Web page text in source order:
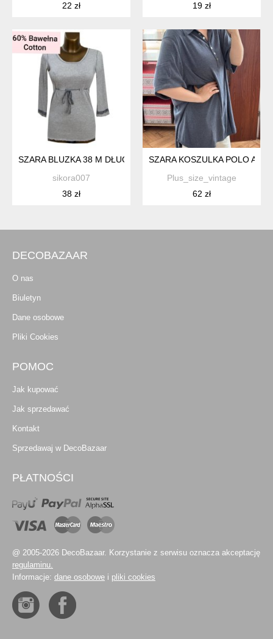
22 zł
19 zł
SZARA BLUZKA 38 M DŁUGI RĘKAW KORONKA
sikora007
38 zł
SZARA KOSZULKA POLO
Plus_size_vintage
62 zł
DECOBAZAAR
O nas
Biuletyn
Dane osobowe
Pliki Cookies
POMOC
Jak kupować
Jak sprzedawać
Kontakt
Sprzedawaj w DecoBazaar
PŁATNOŚCI
@ 2005-2026 DecoBazaar. Korzystanie z serwisu oznacza akceptację
regulaminu.
Informacje: dane osobowe i pliki cookies